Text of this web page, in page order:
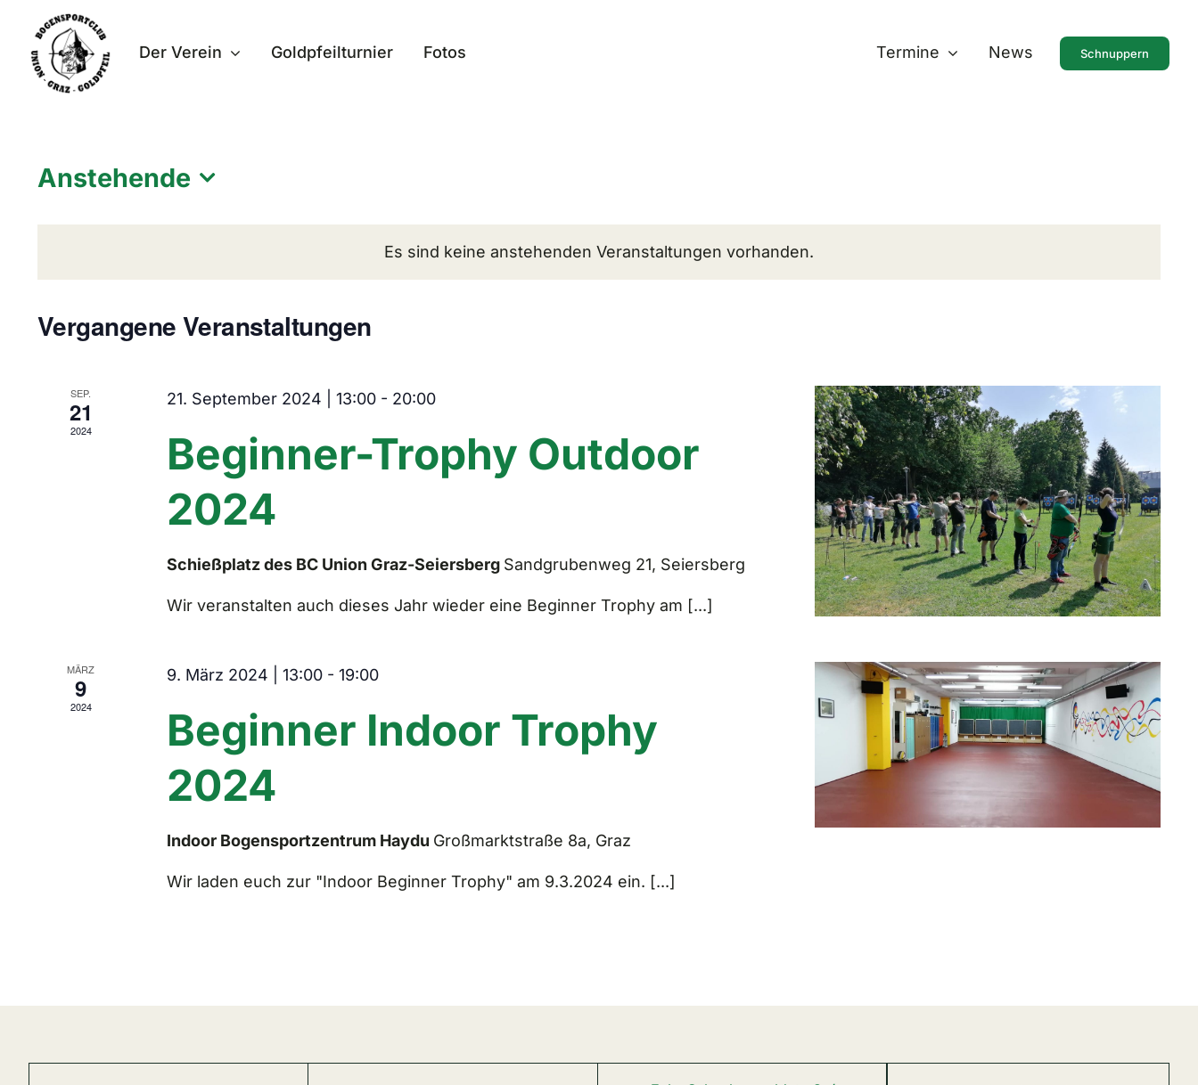
Inhalt
springen
Der Verein Goldpfeilturnier Fotos Termine News Schnuppern
Es sind keine anstehenden Veranstaltungen vorhanden.
Anstehende
wählen.
Vergangene Veranstaltungen
SEP.
21
2024
21. September 2024 | 13:00 - 20:00
Beginner-Trophy Outdoor
2024
Schießplatz des BC Union Graz-Seiersberg Sandgrubenweg 21, Seiersberg
Wir veranstalten auch dieses Jahr wieder eine Beginner Trophy am [...]
MÄRZ
9
2024
9. März 2024 | 13:00 -19:00
Beginner Indoor Trophy
2024
Indoor Bogensportzentrum Haydu Großmarktstraße 8a, Graz
Wir laden euch zur "Indoor Beginner Trophy" am 9.3.2024 ein. [...]